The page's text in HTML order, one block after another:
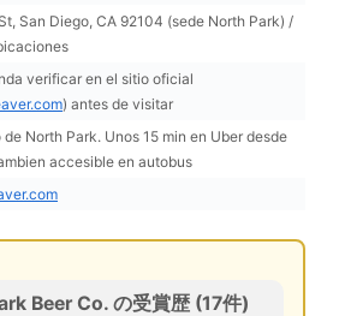
San Diego, CA 92104 (sede North Park) /
verificar en el sitio oficial
) antes de visitar
de North Park. Unos 15 min en Uber desde
accesible en autobus
Beer Co. の受賞歴 (17件)